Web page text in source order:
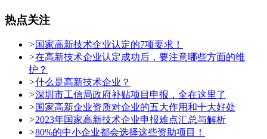
热点关注
>国家高新技术企业认定的7项要求！
>在高新技术企业认定成功后，要注意哪些方面的维
护？
>什么是高新技术企业？
>深圳市工信局政府补贴项目申报，全在这里了
>国家高新企业资质对企业的五大作用和十大好处
>2023年国家高新技术企业申报难点汇总与解析
>80%的中小企业都会选择这些资助项目！